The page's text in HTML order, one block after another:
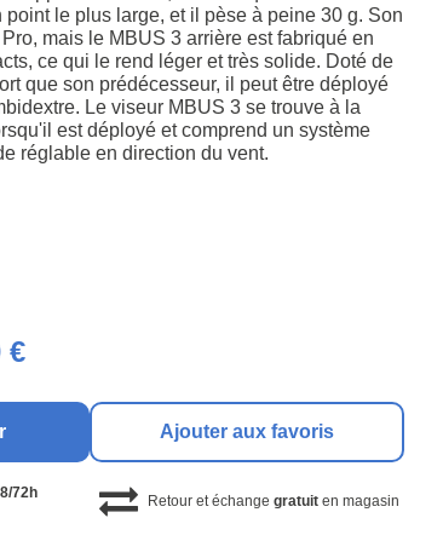
point le plus large, et il pèse à peine 30 g. Son
mais le MBUS 3 arrière est fabriqué en
ce qui le rend léger et très solide. Doté de
que son prédécesseur, il peut être déployé
Le viseur MBUS 3 se trouve à la
est déployé et comprend un système
réglable en direction du vent.
€
Ajouter aux favoris
72h
Retour et échange gratuiten magasin